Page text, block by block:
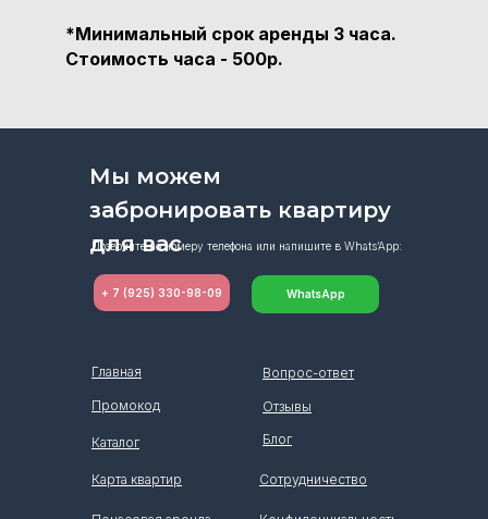
*Минимальный срок аренды 3 часа.
Стоимость часа - 500р.
Мы можем
забронировать квартиру
для вас
Позвоните по номеру телефона или напишите в Whats’App:
+ 7 (925) 330-98-09 WhatsApp
Главная
Промокод
Каталог
Карта квартир
Вопрос-ответ
Отзывы
Блог
Сотрудничество